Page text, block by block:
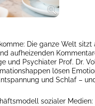
Die ganze Welt sitzt
aufheizenden
und Psychiater Prof. Dr.
lösen
und Schlaf –
sozialer